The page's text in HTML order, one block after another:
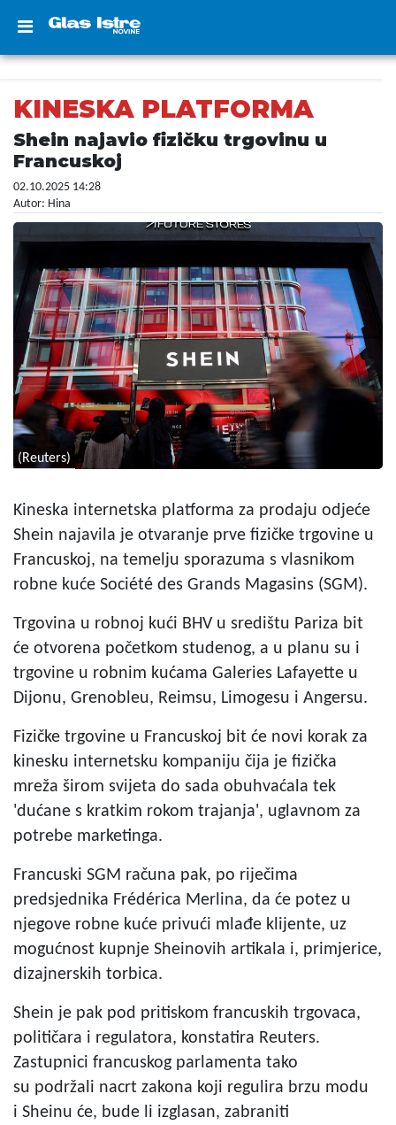
KINESKA PLATFORMA
Shein najavio fizičku trgovinu u
Francuskoj
02.10.2025 14:28
Autor: Hina
(Reuters)
Kineska internetska platforma za prodaju odjeće
Shein najavila je otvaranje prve fizičke trgovine u
Francuskoj, na temelju sporazuma s vlasnikom
robne kuće Société des Grands Magasins (SGM).
Trgovina u robnoj kući BHV u središtu Pariza bit
će otvorena početkom studenog, a u planu su i
trgovine u robnim kućama Galeries Lafayette u
Dijonu, Grenobleu, Reimsu, Limogesu i Angersu.
Fizičke trgovine u Francuskoj bit će novi korak za
kinesku internetsku kompaniju čija je fizička
mreža širom svijeta do sada obuhvaćala tek
'dućane s kratkim rokom trajanja', uglavnom za
potrebe marketinga.
Francuski SGM računa pak, po riječima
predsjednika Frédérica Merlina, da će potez u
njegove robne kuće privući mlađe klijente, uz
mogućnost kupnje Sheinovih artikala i, primjerice,
dizajnerskih torbica.
Shein je pak pod pritiskom francuskih trgovaca,
političara i regulatora, konstatira Reuters.
Zastupnici francuskog parlamenta tako
su podržali nacrt zakona koji regulira brzu modu
i Sheinu će, bude li izglasan, zabraniti